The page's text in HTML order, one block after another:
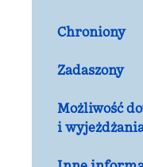
Chroniony
Zadaszony
Możliwość
i